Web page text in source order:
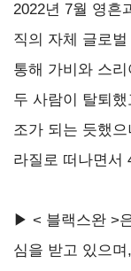
2022년 7월 영흔
직의 자체 글로
통해 가비와 스
두 사람이 탈퇴
조가 되는 듯했
라질로 떠나면서
▶ < 블랙스완 >
심을 받고 있으